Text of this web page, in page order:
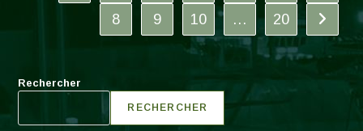
8
9 10 … 20 Aller à
Rechercher
RECHERCHER